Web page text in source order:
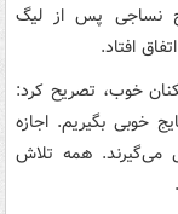
نساجی پس از لیگ
افتاد.
خوب، تصریح کرد:
خوبی بگیریم. اجازه
می‌گیرند. همه تلاش